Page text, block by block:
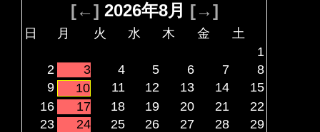
[←] 2026年8月 [→]
日 月 火 水 木 金
土
1
2
3 4 5 6 7
8
9
10 11 12 13 14
15
16
17 18 19 20 21
22
23
24 25 26 27 28
29